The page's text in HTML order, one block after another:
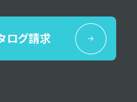
ログ請求